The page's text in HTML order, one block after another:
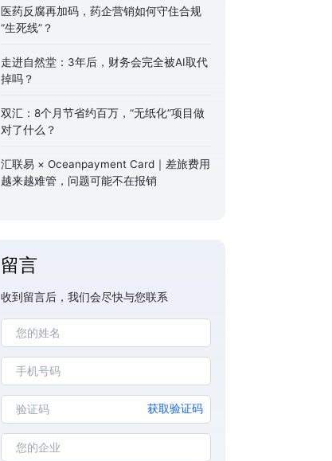
医药反腐再加码，药企营销如何守住合规
“生死线”？
走进自然堂：3年后，财务会完全被AI取代
掉吗？
双汇：8个月节省约百万，“无纸化”项目做
对了什么？
汇联易 × Oceanpayment Card｜差旅费用
越来越难管，问题可能不在报销
留言
收到留言后，我们会尽快与您联系
获取验证码